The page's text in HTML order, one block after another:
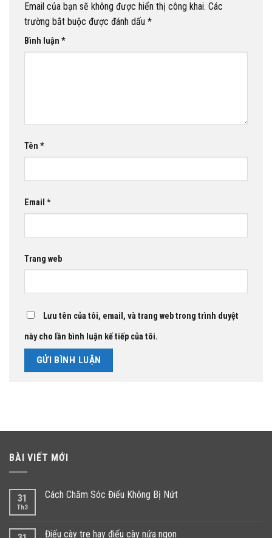
Email của bạn sẽ không được hiển thị công khai. Các
trường bắt buộc được đánh dấu *
Bình luận *
Tên *
Email *
Trang web
Lưu tên của tôi, email, và trang web trong trình duyệt
này cho lần bình luận kế tiếp của tôi.
BÀI VIẾT MỚI
31
Th3
Cách Chăm Sóc Điếu Không Bị Nứt
Điếu cày tre hay điếu cày nứa ngon